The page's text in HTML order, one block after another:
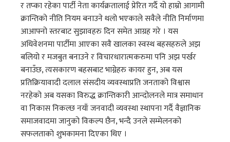
र तप्का रहेका पार्टी नेता कार्यक्रतालाई प्रेरित गर्दै यो हाम्रो आगामी
क्रान्तिको नीति नियम बनाउने थलो भएकाले सवैले नीति निर्माणमा
आआफ्नो स्तरबाट सुझावहरु दिन समेत आग्रह गरे । यस
अधिवेशनमा पार्टीमा आएका सवै खालका स्वस्थ बहसहरुले अझ
बलियो र मजबुत बनाउने र विचारधारात्मकरुमा पनि अझ पर्खर
बनाउँछ, त्यसकारण बहसबाट भाग्नेहरु कायर हुन, अब यस
प्रतिक्रियावादी दलाल संसदीय व्यवस्थाप्रति जनताको विश्वास
नरहेको अब यसका विरुद्ध क्रान्तिकारी आन्दोलनले मात्र समाधान
वा निकास निकल्छ नयाँ जनवादी व्यवस्था स्थापना गर्दै वैज्ञानिक
समाजवादमा जानुको विकल्प छैन, भन्दै उनले सम्मेलनको
सफलताको शुभकामना दिएका थिए ।